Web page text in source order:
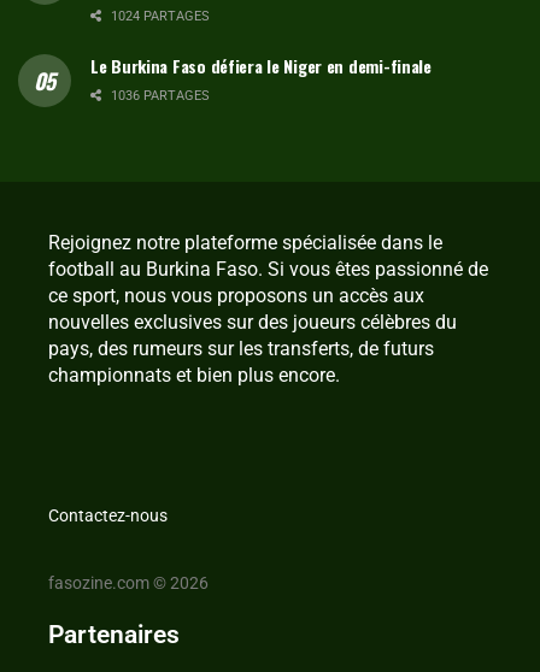
1024 PARTAGES
Le Burkina Faso défiera le Niger en demi-finale
1036 PARTAGES
Rejoignez notre plateforme spécialisée dans le
football au Burkina Faso. Si vous êtes passionné de
ce sport, nous vous proposons un accès aux
nouvelles exclusives sur des joueurs célèbres du
pays, des rumeurs sur les transferts, de futurs
championnats et bien plus encore.
Contactez-nous
fasozine.com © 2026
Partenaires